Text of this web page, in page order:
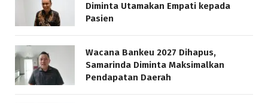
Diminta Utamakan Empati kepada
Pasien
Wacana Bankeu 2027 Dihapus,
Samarinda Diminta Maksimalkan
Pendapatan Daerah